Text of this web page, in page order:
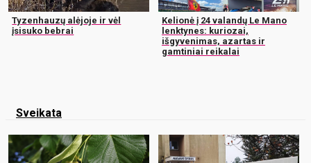
Tyzenhauzų alėjoje ir vėl
įsisuko bebrai
Kelionė į 24 valandų Le Mano
lenktynes: kuriozai,
išgyvenimas, azartas ir
gamtiniai reikalai
Sveikata